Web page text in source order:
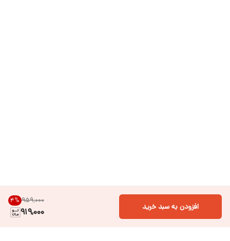
۹۵۹٬۰۰۰ 4%
919,000 افزودن به سبد خرید